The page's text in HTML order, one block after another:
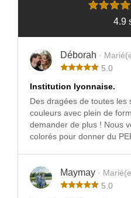
4.9
Déborah ·
5.0
Institution lyonnaise.
Des dragées de toutes les
couleurs avec plein de
demander de plus ! Nous
colorés pour donner du
Maymay ·
5.0